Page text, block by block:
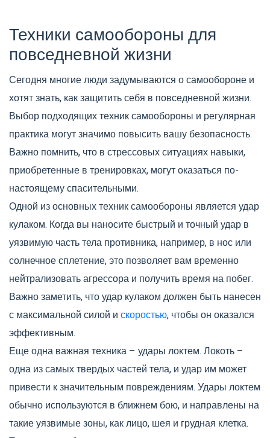
Техники самообороны для
повседневной жизни
Сегодня многие люди задумываются о самообороне и
хотят знать, как защитить себя в повседневной жизни.
Выбор подходящих техник самообороны и регулярная
практика могут значимо повысить вашу безопасность.
Важно помнить, что в стрессовых ситуациях навыки,
приобретенные в тренировках, могут оказаться по-
настоящему спасительными.
Одной из основных техник самообороны является удар
кулаком. Когда вы наносите быстрый и точный удар в
уязвимую часть тела противника, например, в нос или
солнечное сплетение, это позволяет вам временно
нейтрализовать агрессора и получить время на побег.
Важно заметить, что удар кулаком должен быть нанесен
с максимальной силой и скоростью, чтобы он оказался
эффективным.
Еще одна важная техника – удары локтем. Локоть –
одна из самых твердых частей тела, и удар им может
привести к значительным повреждениям. Удары локтем
обычно используются в ближнем бою, и направлены на
такие уязвимые зоны, как лицо, шея и грудная клетка.